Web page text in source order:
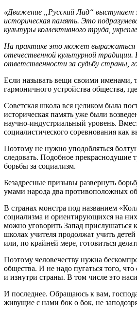
«Движение „Русский Лад“ выступает
историческая память. Это
культуры коллективного труда,
На практике это может выражаться в
отечественной культурной
ответственности за судьбу страны,
Если называть вещи своими именами,
гармоничного устройства общества,
Советская школа вся целиком была
историческая память уже были
научно-индустриальный уровень.
социалистического соревнования
Поэтому не нужно уподобляться
следовать. Подобное прекраснодушие
борьбы за социализм.
Безадресные призывы развернуть
умами народа два противоположных
В странах монстра под названием
социализма и ориентирующихся на них
можно уговорить Запад
школах учителя продолжат учить
или, по крайней мере, готовиться
Поэтому человечеству нужна
общества. И не надо пугаться того,
и изнутри страны. В том числе это
И последнее. Обращаюсь к вам,
живущие с нами бок о бок, не